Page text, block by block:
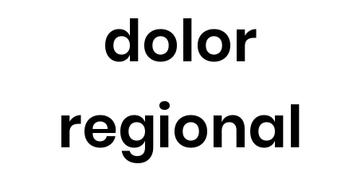
dolor
regional